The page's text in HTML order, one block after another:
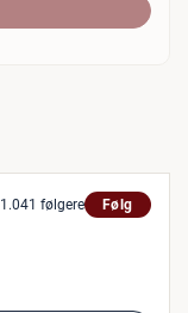
1.041 følgere Følg